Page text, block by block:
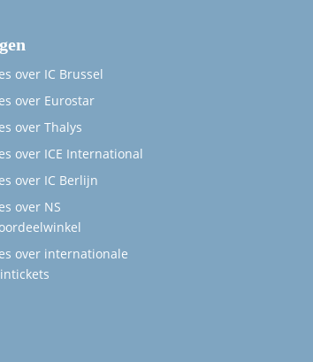
over IC Brussel
over Eurostar
over Thalys
over ICE International
over IC Berlijn
over NS
over internationale